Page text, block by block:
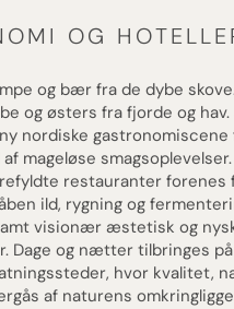
OG
og bær fra de dybe
og østers fra fjorde og hav.
nordiske gastronomiscene
mageløse
restauranter forenes
ild, rygning og
visionær æstetisk og
Dage og nætter tilbringes
hvor kvalitet,
af naturens